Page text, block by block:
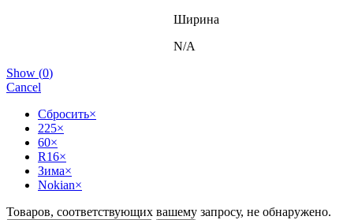
Ширина
N/A
Show (0)
Cancel
Сбросить×
225×
60×
R16×
Зима×
Nokian×
Товаров, соответствующих вашему запросу, не обнаружено.